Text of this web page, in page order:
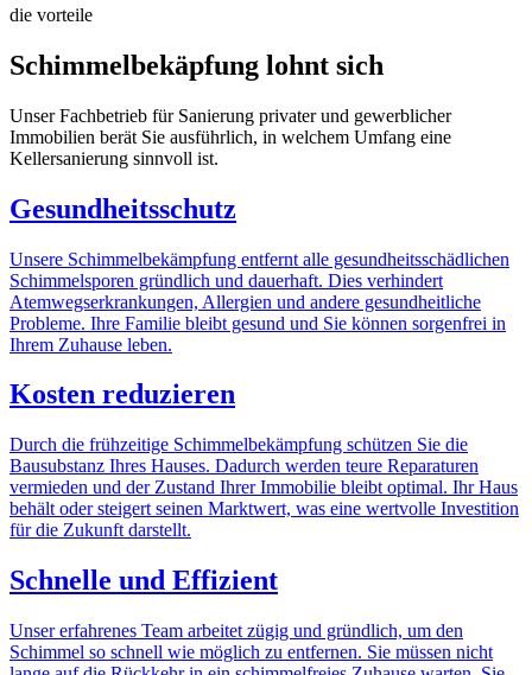
die vorteile
Schimmelbekäpfung lohnt sich
Unser Fachbetrieb für Sanierung privater und gewerblicher
Immobilien berät Sie ausführlich, in welchem Umfang eine
Kellersanierung sinnvoll ist.
Gesundheitsschutz
Unsere Schimmelbekämpfung entfernt alle gesundheitsschädlichen
Schimmelsporen gründlich und dauerhaft. Dies verhindert
Atemwegserkrankungen, Allergien und andere gesundheitliche
Probleme. Ihre Familie bleibt gesund und Sie können sorgenfrei in
Ihrem Zuhause leben.
Kosten reduzieren
Durch die frühzeitige Schimmelbekämpfung schützen Sie die
Bausubstanz Ihres Hauses. Dadurch werden teure Reparaturen
vermieden und der Zustand Ihrer Immobilie bleibt optimal. Ihr Haus
behält oder steigert seinen Marktwert, was eine wertvolle Investition
für die Zukunft darstellt.
Schnelle und Effizient
Unser erfahrenes Team arbeitet zügig und gründlich, um den
Schimmel so schnell wie möglich zu entfernen. Sie müssen nicht